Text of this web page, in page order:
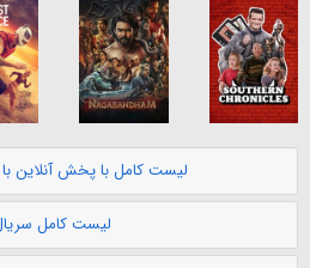
لیست کامل با پخش آنلاین
لیست کامل